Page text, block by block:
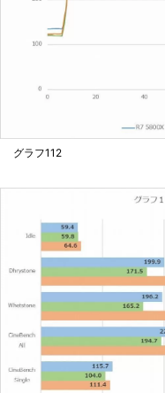
グラフ112